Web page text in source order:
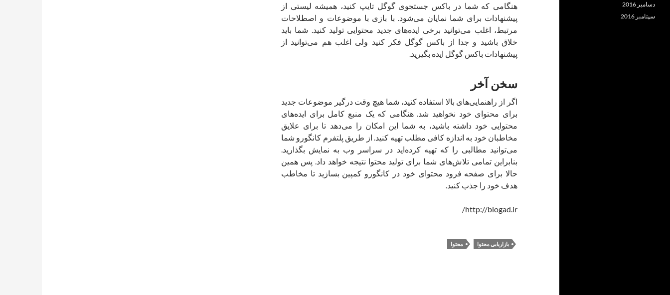
هنگامی که شما در باکس جستجوی گوگل تایپ کنید، همیشه لیستی از
پیشنهادات برای شما نمایان می‌شود. با بازی با موضوعات و اصطلاحات
مرتبط، اغلب می‌توانید برخی ایده‌های جدید محتوایی تولید کنید. شما باید
خلاق باشید و جدا از باکس گوگل فکر کنید ولی اغلب هم می‌توانید از
پیشنهادات باکس گوگل ایده بگیرید.
سخن آخر
اگر از راهنمایی‌های بالا استفاده کنید، شما هیچ وقت درگیر موضوعات جدید
برای محتوای خود نخواهید شد. هنگامی که یک منبع کامل برای ایده‌های
محتوایی خود داشته باشید، به شما این امکان را می‌دهد تا برای علایق
مخاطبان خود به اندازه کافی مطلب تهیه کنید. از طریق پلتفرم کانگورو شما
می‌توانید مطالبی را که تهیه کرده‌اید در سراسر وب به نمایش بگذارید.
بنابراین تمامی تلاش‌های شما برای تولید محتوا نتیجه خواهد داد. پس همین
حالا برای صفحه فرود محتوای خود در کانگورو کمپین بسازید تا مخاطب
هدف خود را جذب کنید.
http://blogad.ir/
بازاریابی محتوا محتوا
دسامبر 2016
سپتامبر 2016